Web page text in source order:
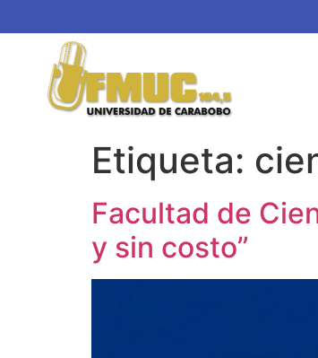
Etiqueta:
Facultad de
y sin costo”